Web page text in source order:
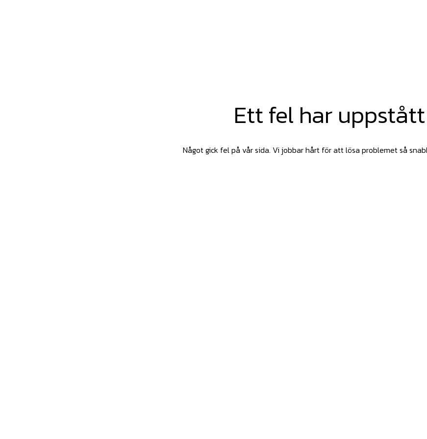
Ett fel har uppstått
Något gick fel på vår sida. Vi jobbar hårt för att lösa problemet så